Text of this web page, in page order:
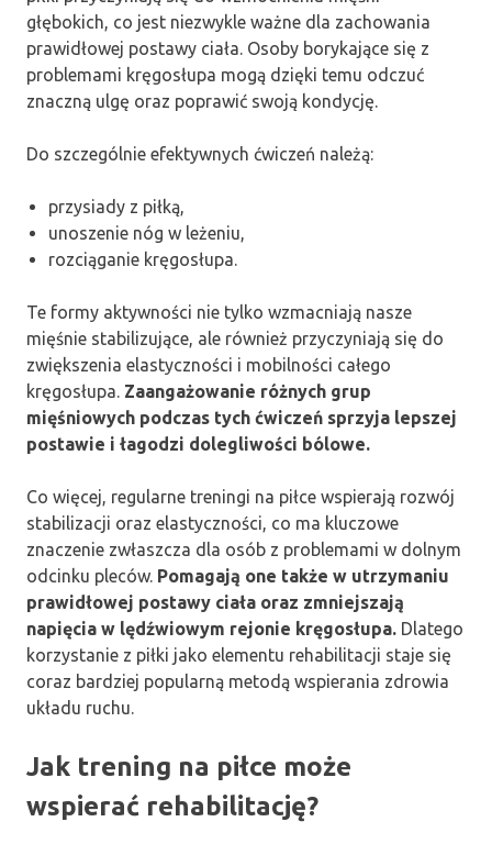
głębokich, co jest niezwykle ważne dla zachowania
prawidłowej postawy ciała. Osoby borykające się z
problemami kręgosłupa mogą dzięki temu odczuć
znaczną ulgę oraz poprawić swoją kondycję.
Do szczególnie efektywnych ćwiczeń należą:
przysiady z piłką,
unoszenie nóg w leżeniu,
rozciąganie kręgosłupa.
Te formy aktywności nie tylko wzmacniają nasze
mięśnie stabilizujące, ale również przyczyniają się do
zwiększenia elastyczności i mobilności całego
kręgosłupa. Zaangażowanie różnych grup
mięśniowych podczas tych ćwiczeń sprzyja lepszej
postawie i łagodzi dolegliwości bólowe.
Co więcej, regularne treningi na piłce wspierają rozwój
stabilizacji oraz elastyczności, co ma kluczowe
znaczenie zwłaszcza dla osób z problemami w dolnym
odcinku pleców. Pomagają one także w utrzymaniu
prawidłowej postawy ciała oraz zmniejszają
napięcia w lędźwiowym rejonie kręgosłupa. Dlatego
korzystanie z piłki jako elementu rehabilitacji staje się
coraz bardziej popularną metodą wspierania zdrowia
układu ruchu.
Jak trening na piłce może
wspierać rehabilitację?